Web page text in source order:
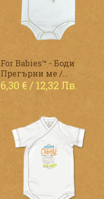
For Babies™ - Боди
Прегърни ме /...
6,30 € / 12,32 Лв.